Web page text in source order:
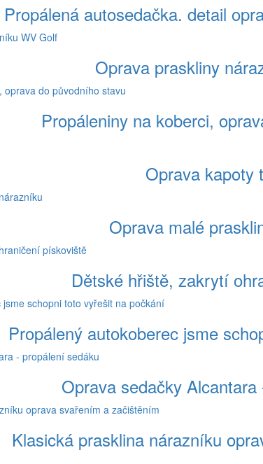
Propálená autosedačka. detail
Oprava praskliny
Propáleniny na koberci,
Oprava kapoty
Oprava malé
Dětské hřiště, zakrytí
Propálený autokoberec jsme
Oprava sedačky
Klasická prasklina nárazníku